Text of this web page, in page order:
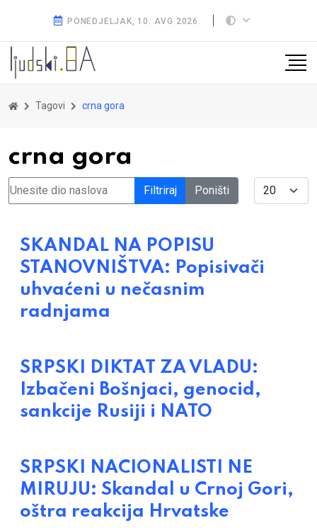
PONEDJELJAK, 10. AVG 2026.
Tagovi crna gora
crna gora
Unesite dio naslova Filtriraj Poništi Display #
SKANDAL NA POPISU
STANOVNIŠTVA: Popisivači
uhvaćeni u nečasnim
radnjama
SRPSKI DIKTAT ZA VLADU:
Izbačeni Bošnjaci, genocid,
sankcije Rusiji i NATO
SRPSKI NACIONALISTI NE
MIRUJU: Skandal u Crnoj Gori,
oštra reakcija Hrvatske